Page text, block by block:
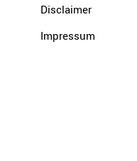
Disclaimer
Impressum